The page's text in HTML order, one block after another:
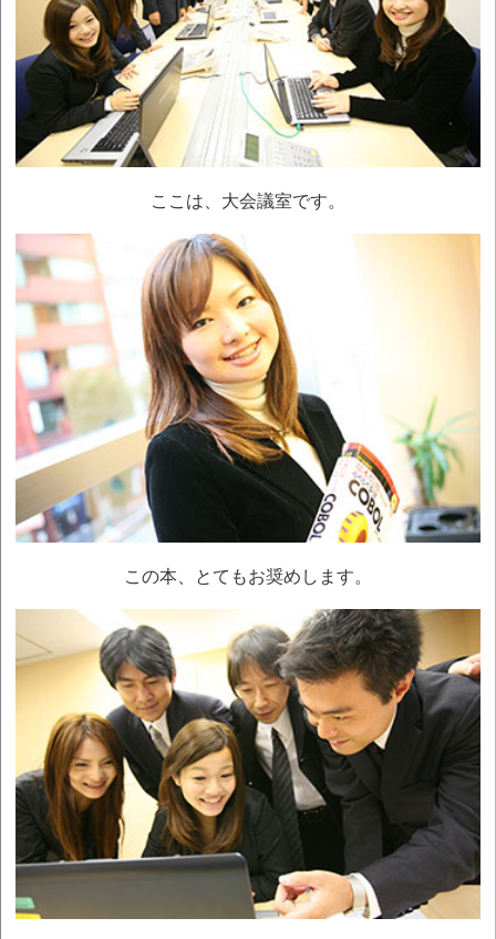
令和 5年12月 1日
2023年忘年会 in 京王プラザホテル
令和 5年11月10日
プライバシーマーク更新 認定番号
第21000462(08)号
令和 5年 9月 1日
令和 5年 7月28日
2023年社員旅行 群馬県の榛名神社
令和 5年 6月 2日
2023年新入社員歓迎会 in 京王プラザホテル
令和 4年 6月 1日
北川達也 著『大宇宙の鉄則』販売開始
令和 3年11月10日
プライバシーマーク更新 認定番号
第21000462(07)号
令和 3年 5月 1日
弊社代表の動画を掲載
令和 3年 2月24日
「TOKYO 働き方改革宣言企業」に認定
宣言企業番号 02G5685
令和 2年12月29日
情報サイト「大手小町」に、弊社代表の記事が掲載
令和 2年12月25日
北川達也 著『祈り方が9割』オーディオブック
販売開
始
令和 2年12月 1日
北川達也 著『ブッダの獅子吼』販売開始
ここは、大会議室です。
この本、とてもお奨めします。